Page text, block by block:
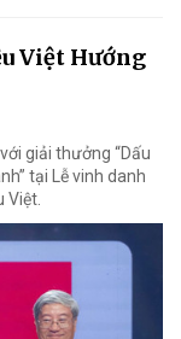
Việt Hướng
giải thưởng “Dấu
tại Lễ vinh danh
Việt.